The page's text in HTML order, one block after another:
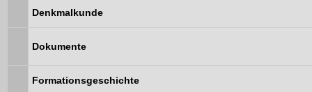
Denkmalkunde
Dokumente
Formationsgeschichte